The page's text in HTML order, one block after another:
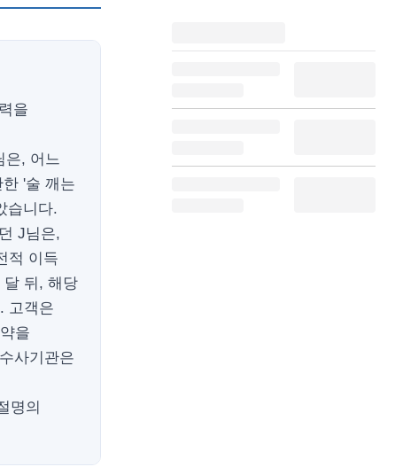
을
은, 어느
'술 깨는
습니다.
J님은,
적 이득
달 뒤, 해당
고객은
을
사기관은
명의